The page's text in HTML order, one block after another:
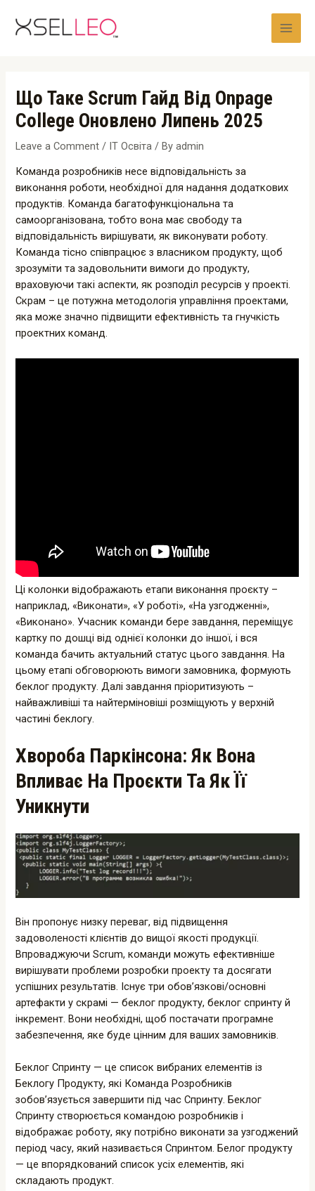
content
Main
Що Таке Scrum Гайд Від Onpage
College Оновлено Липень 2025
Leave a Comment / IT Освіта / Byadmin
Команда розробників несе відповідальність за
виконання роботи, необхідної для надання додаткових
продуктів. Команда багатофункціональна та
самоорганізована, тобто вона має свободу та
відповідальність вирішувати, як виконувати роботу.
Команда тісно співпрацює з власником продукту, щоб
зрозуміти та задовольнити вимоги до продукту,
враховуючи такі аспекти, як розподіл ресурсів у проекті.
Скрам – це потужна методологія управління проектами,
яка може значно підвищити ефективність та гнучкість
проектних команд.
Ці колонки відображають етапи виконання проєкту –
наприклад, «Виконати», «У роботі», «На узгодженні»,
«Виконано». Учасник команди бере завдання, переміщує
картку по дошці від однієї колонки до іншої, і вся
команда бачить актуальний статус цього завдання. На
цьому етапі обговорюють вимоги замовника, формують
беклог продукту. Далі завдання пріоритизують –
найважливіші та найтерміновіші розміщують у верхній
частині беклогу.
Хвороба Паркінсона: Як Вона
Впливає На Проєкти Та Як Її
Уникнути
Він пропонує низку переваг, від підвищення
задоволеності клієнтів до вищої якості продукції.
Впроваджуючи Scrum, команди можуть ефективніше
вирішувати проблеми розробки проекту та досягати
успішних результатів. Існує три обов’язкові/основні
артефакти у скрамі — беклог продукту, беклог спринту й
інкремент. Вони необхідні, щоб постачати програмне
забезпечення, яке буде цінним для ваших замовників.
Беклог Спринту — це список вибраних елементів із
Беклогу Продукту, які Команда Розробників
зобов’язується завершити під час Спринту. Беклог
Спринту створюється командою розробників і
відображає роботу, яку потрібно виконати за узгоджений
період часу, який називається Спринтом. Белог продукту
— це впорядкований список усіх елементів, які
складають продукт.